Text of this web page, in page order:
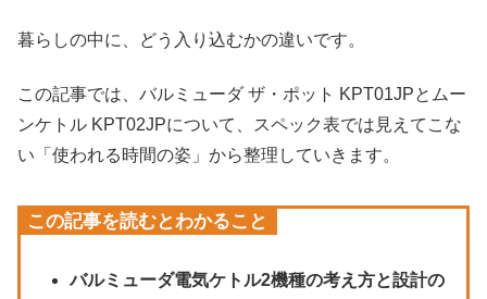
暮らしの中に、どう入り込むかの違いです。
この記事では、バルミューダ ザ・ポット KPT01JPとムー
ンケトル KPT02JPについて、スペック表では見えてこな
い「使われる時間の姿」から整理していきます。
この記事を読むとわかること
バルミューダ電気ケトル2機種の考え方と設計の